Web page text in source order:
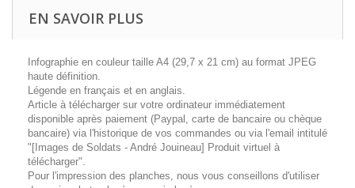
EN SAVOIR PLUS
Infographie en couleur taille A4 (29,7 x 21 cm) au format JPEG
haute définition.
Légende en français et en anglais.
Article à télécharger sur votre ordinateur immédiatement
disponible après paiement (Paypal, carte de bancaire ou chèque
bancaire) via l'historique de vos commandes ou via l'email intitulé
"[Images de Soldats - André Jouineau] Produit virtuel à
télécharger".
Pour l'impression des planches, nous vous conseillons d'utiliser